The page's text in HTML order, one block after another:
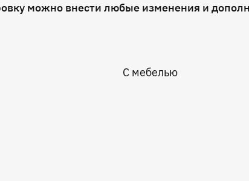
можно внести любые изменения и
С мебелью